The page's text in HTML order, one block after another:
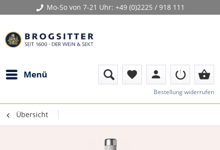
Mo-So von 7-21 Uhr: +49 (0)2225 / 918 111
Menü favorite person shopping_basket
Bestellung widerrufen
Übersicht